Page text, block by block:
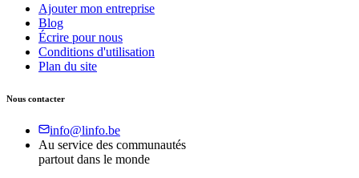
Ajouter mon entreprise
Blog
Écrire pour nous
Conditions d'utilisation
Plan du site
Nous contacter
info@linfo.be
Au service des communautés
partout dans le monde